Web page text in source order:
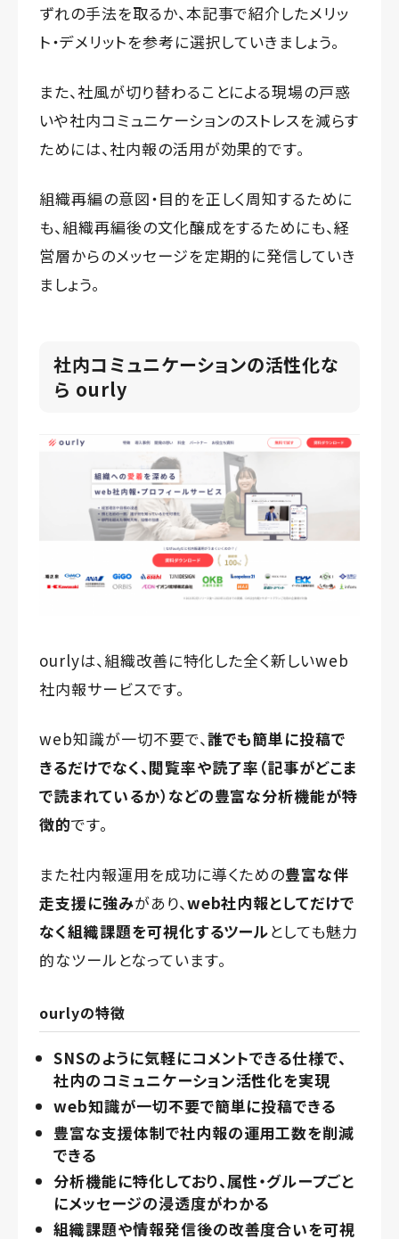
ずれの手法を取るか、本記事で紹介したメリッ
ト・デメリットを参考に選択していきましょう。
また、社風が切り替わることによる現場の戸惑
いや社内コミュニケーションのストレスを減らす
ためには、社内報の活用が効果的です。
組織再編の意図・目的を正しく周知するために
も、組織再編後の文化醸成をするためにも、経
営層からのメッセージを定期的に発信していき
ましょう。
社内コミュニケーションの活性化な
ら ourly
ourlyは、組織改善に特化した全く新しいweb
社内報サービスです。
web知識が一切不要で、誰でも簡単に投稿で
きるだけでなく、閲覧率や読了率（記事がどこま
で読まれているか） などの豊富な分析機能が特
徴的です。
また社内報運用を成功に導くための豊富な伴
走支援に強みがあり、web社内報としてだけで
なく組織課題を可視化するツールとしても魅力
的なツールとなっています。
ourlyの特徴
SNSのように気軽にコメントできる仕様で、
社内のコミュニケーション活性化を実現
web知識が一切不要で簡単に投稿できる
豊富な支援体制で社内報の運用工数を削減
できる
分析機能に特化しており、属性・グループごと
にメッセージの浸透度がわかる
組織課題や情報発信後の改善度合いを可視